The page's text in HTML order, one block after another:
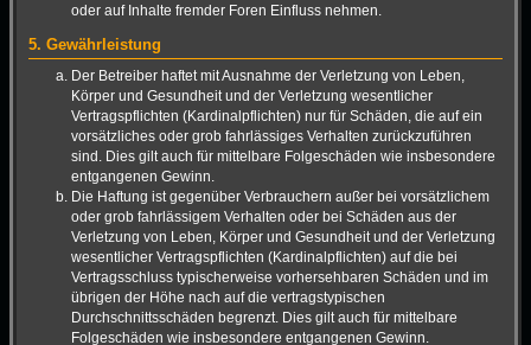
oder auf Inhalte fremder Foren Einfluss nehmen.
5. Gewährleistung
Der Betreiber haftet mit Ausnahme der Verletzung von Leben,
Körper und Gesundheit und der Verletzung wesentlicher
Vertragspflichten (Kardinalpflichten) nur für Schäden, die auf ein
vorsätzliches oder grob fahrlässiges Verhalten zurückzuführen
sind. Dies gilt auch für mittelbare Folgeschäden wie insbesondere
entgangenen Gewinn.
Die Haftung ist gegenüber Verbrauchern außer bei vorsätzlichem
oder grob fahrlässigem Verhalten oder bei Schäden aus der
Verletzung von Leben, Körper und Gesundheit und der Verletzung
wesentlicher Vertragspflichten (Kardinalpflichten) auf die bei
Vertragsschluss typischerweise vorhersehbaren Schäden und im
übrigen der Höhe nach auf die vertragstypischen
Durchschnittsschäden begrenzt. Dies gilt auch für mittelbare
Folgeschäden wie insbesondere entgangenen Gewinn.